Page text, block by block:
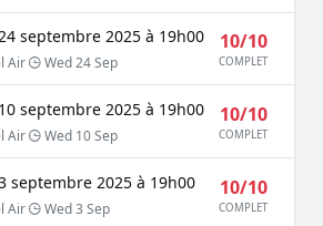
septembre 2025 à 19h00
Air Wed 24 Sep
10/10
COMPLET
septembre 2025 à 19h00
Air Wed 10 Sep
10/10
COMPLET
septembre 2025 à 19h00
Air Wed 3 Sep
10/10
COMPLET